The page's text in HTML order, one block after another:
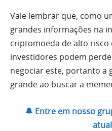
Vale lembrar que, como
grandes informações na
criptomoeda de alto risco
investidores podem
negociar este, portanto a
grande ao buscar a
🔔 Entre em nosso